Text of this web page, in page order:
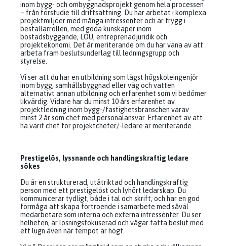
inom bygg- och ombyggnadsprojekt genom hela processen
– från förstudie till driftsättning. Du har arbetat i komplexa
projektmiljöer med många intressenter och är trygg i
beställarrollen, med goda kunskaper inom
bostadsbyggande, LOU, entreprenadjuridik och
projektekonomi. Det är meriterande om du har vana av att
arbeta fram beslutsunderlag till ledningsgrupp och
styrelse.
Vi ser att du har en utbildning som lägst högskoleingenjör
inom bygg, samhällsbyggnad eller väg och vatten
alternativt annan utbildning och erfarenhet som vi bedömer
likvärdig. Vidare har du minst 10 års erfarenhet av
projektledning inom bygg-/fastighetsbranschen varav
minst 2 år som chef med personalansvar. Erfarenhet av att
ha varit chef för projektchefer/-ledare är meriterande.
Prestigelös, lyssnande och handlingskraftig ledare
sökes
Du är en strukturerad, utåtriktad och handlingskraftig
person med ett prestigelöst och lyhört ledarskap. Du
kommunicerar tydligt, både i tal och skrift, och har en god
förmåga att skapa förtroende i samarbete med såväl
medarbetare som interna och externa intressenter. Du ser
helheten, är lösningsfokuserad och vågar fatta beslut med
ett lugn även när tempot är högt.